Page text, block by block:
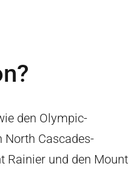
?
den Olympic-
North Cascades-
Rainier und den Mount